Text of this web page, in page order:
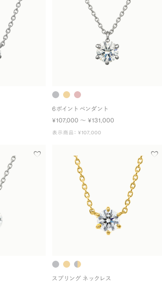
6ポイント ペンダント
¥107,000 〜 ¥131,000
表示商品： ¥107,000
スプリング ネックレス